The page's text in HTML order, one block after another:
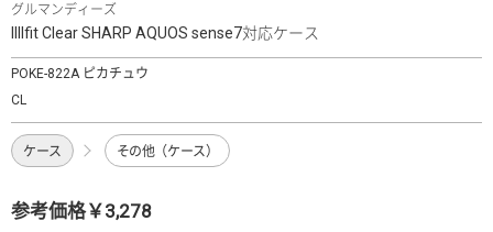
グルマンディーズ
IIIIfit Clear SHARP AQUOS sense7対応ケース
POKE-822A ピカチュウ
CL
ケース その他（ケース）
参考価格￥3,278